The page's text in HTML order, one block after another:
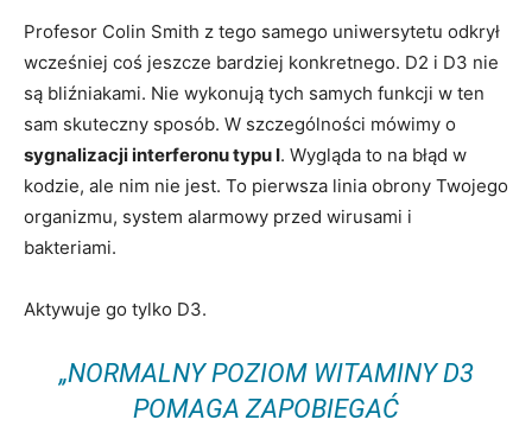
Profesor Colin Smith z tego samego uniwersytetu odkrył
wcześniej coś jeszcze bardziej konkretnego. D2 i D3 nie
są bliźniakami. Nie wykonują tych samych funkcji w ten
sam skuteczny sposób. W szczególności mówimy o
sygnalizacji interferonu typu I. Wygląda to na błąd w
kodzie, ale nim nie jest. To pierwsza linia obrony Twojego
organizmu, system alarmowy przed wirusami i
bakteriami.
Aktywuje go tylko D3.
„NORMALNY POZIOM WITAMINY D3
POMAGA ZAPOBIEGAĆ